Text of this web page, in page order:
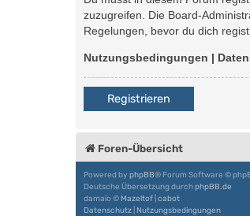
zuzugreifen. Die Board-
Regelungen, bevor du dich
Nutzungsbedingungen |
Registrieren
Foren-Übersicht
Powered by phpBB® Forum Software ©
Deutsche Übersetzung durchphpBB.de
damaïo © Mazeltof cabot
Datenschutz Nutzungsbedingungen